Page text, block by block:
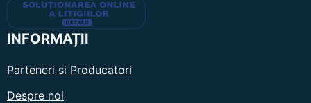
INFORMAȚII
Parteneri si Producatori
Despre noi